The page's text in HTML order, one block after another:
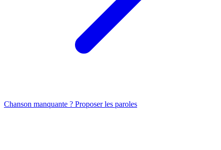
Chanson manquante ? Proposer les paroles